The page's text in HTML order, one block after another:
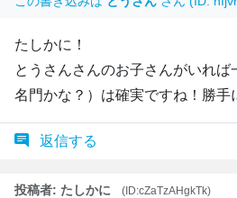
たしかに！
とうさんさんのお子さんがいれ
名門かな？）は確実ですね！勝手
返信する
投稿者: たしかに
(ID:cZaTzAHgkTk)